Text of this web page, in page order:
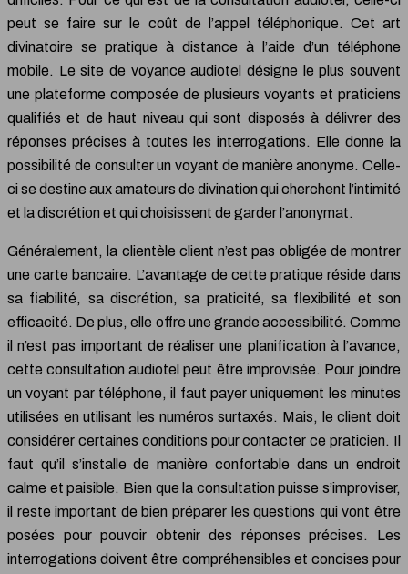
peut se faire sur le coût de l’appel téléphonique. Cet art
divinatoire se pratique à distance à l’aide d’un téléphone
mobile. Le site de voyance audiotel désigne le plus souvent
une plateforme composée de plusieurs voyants et praticiens
qualifiés et de haut niveau qui sont disposés à délivrer des
réponses précises à toutes les interrogations. Elle donne la
possibilité de consulter un voyant de manière anonyme. Celle-
ci se destine aux amateurs de divination qui cherchent l’intimité
et la discrétion et qui choisissent de garder l’anonymat.
Généralement, la clientèle client n’est pas obligée de montrer
une carte bancaire. L’avantage de cette pratique réside dans
sa fiabilité, sa discrétion, sa praticité, sa flexibilité et son
efficacité. De plus, elle offre une grande accessibilité. Comme
il n’est pas important de réaliser une planification à l’avance,
cette consultation audiotel peut être improvisée. Pour joindre
un voyant par téléphone, il faut payer uniquement les minutes
utilisées en utilisant les numéros surtaxés. Mais, le client doit
considérer certaines conditions pour contacter ce praticien. Il
faut qu’il s’installe de manière confortable dans un endroit
calme et paisible. Bien que la consultation puisse s’improviser,
il reste important de bien préparer les questions qui vont être
posées pour pouvoir obtenir des réponses précises. Les
interrogations doivent être compréhensibles et concises pour